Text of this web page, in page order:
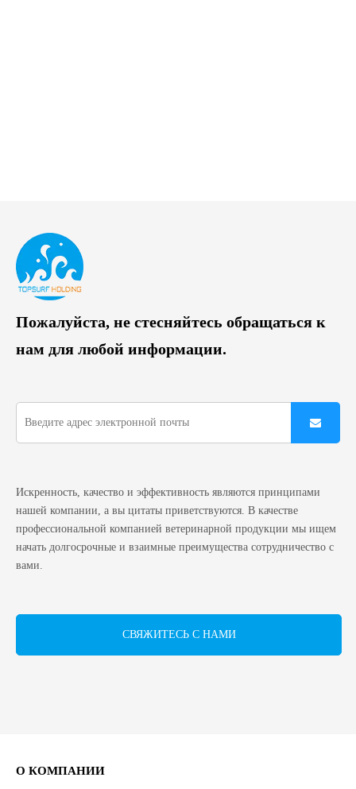
Пожалуйста, не стесняйтесь обращаться к
нам для любой информации.
Искренность, качество и эффективность являются принципами
нашей компании, а вы цитаты приветствуются. В качестве
профессиональной компанией ветеринарной продукции мы ищем
начать долгосрочные и взаимные преимущества сотрудничество с
вами.
СВЯЖИТЕСЬ С НАМИ
О КОМПАНИИ